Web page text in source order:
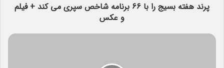
پرند هفته بسیج را با ۶۶ برنامه شاخص سپری می کند + فیلم
و عکس